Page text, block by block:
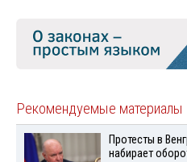
Рекомендуемые материалы
Протесты в
набирает